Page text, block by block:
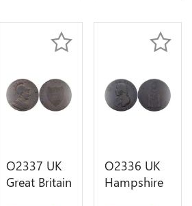
Boulogne
Victoria
1860 Paris
O2337 UK
Great Britain
O2336 UK
Hampshire